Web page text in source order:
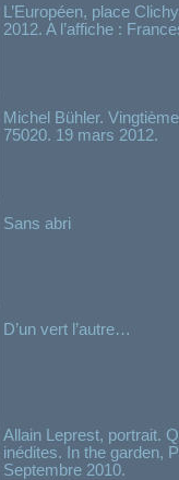
L’Européen, place
2012. A l’affiche :
Michel Bühler.
75020. 19 mars 2012.
Sans abri
D’un vert l’autre…
Allain Leprest, portrait.
inédites. In the garden,
Septembre 2010.